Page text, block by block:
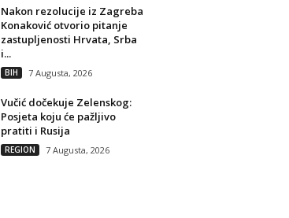
Nakon rezolucije iz Zagreba
Konaković otvorio pitanje
zastupljenosti Hrvata, Srba
i...
BIH 7 Augusta, 2026
Vučić dočekuje Zelenskog:
Posjeta koju će pažljivo
pratiti i Rusija
REGION 7 Augusta, 2026